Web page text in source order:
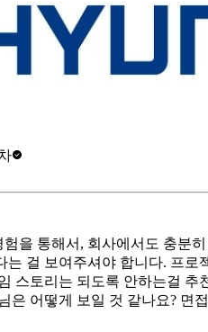
을 통해서, 회사에서도 충분
는 걸 보여주셔야 합니다. 프
스토리는 되도록 안하는걸
은 어떻게 보일 것 같나요? 면